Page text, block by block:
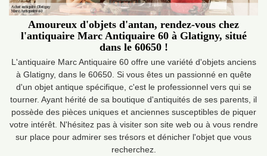
Amoureux d'objets d'antan, rendez-vous chez
l'antiquaire Marc Antiquaire 60 à Glatigny, situé
dans le 60650 !
L'antiquaire Marc Antiquaire 60 offre une variété d'objets anciens
à Glatigny, dans le 60650. Si vous êtes un passionné en quête
d'un objet antique spécifique, c'est le professionnel vers qui se
tourner. Ayant hérité de sa boutique d'antiquités de ses parents, il
possède des pièces uniques et anciennes susceptibles de piquer
votre intérêt. N'hésitez pas à visiter son site web ou à vous rendre
sur place pour admirer ses trésors et dénicher l'objet que vous
recherchez.